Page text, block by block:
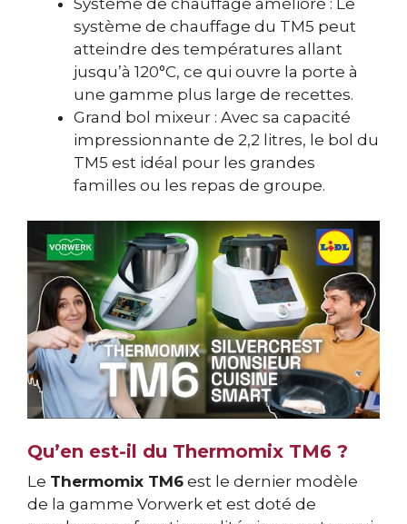
Système de chauffage amélioré : Le
système de chauffage du TM5 peut
atteindre des températures allant
jusqu’à 120°C, ce qui ouvre la porte à
une gamme plus large de recettes.
Grand bol mixeur : Avec sa capacité
impressionnante de 2,2 litres, le bol du
TM5 est idéal pour les grandes
familles ou les repas de groupe.
Qu’en est-il du Thermomix TM6 ?
Le Thermomix TM6 est le dernier modèle
de la gamme Vorwerk et est doté de